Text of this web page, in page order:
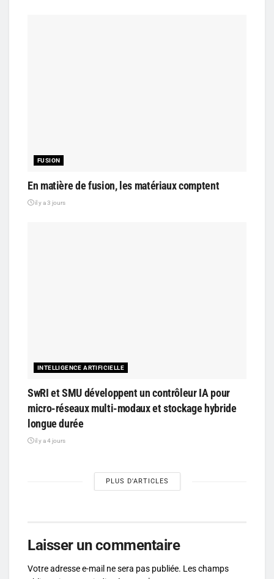
FUSION
En matière de fusion, les matériaux comptent
il y a 3 jours
INTELLIGENCE ARTIFICIELLE
SwRI et SMU développent un contrôleur IA pour
micro-réseaux multi-modaux et stockage hybride
longue durée
il y a 4 jours
PLUS D'ARTICLES
Laisser un commentaire
Votre adresse e-mail ne sera pas publiée. Les champs